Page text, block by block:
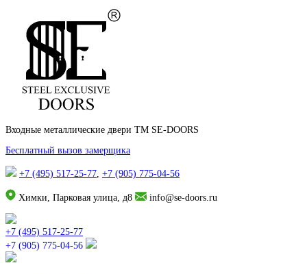
Входные металлические двери TM SE-DOORS
Бесплатный вызов замерщика
+7 (495) 517-25-77, +7 (905) 775-04-56
Химки, Парковая улица, д8 info@se-doors.ru
+7 (495) 517-25-77
+7 (905) 775-04-56